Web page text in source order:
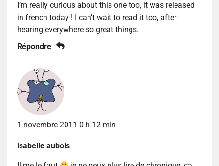
I’m really curious about this one too, it was released
in french today ! I can’t wait to read it too, after
hearing everywhere so great things.
Répondre
1 novembre 2011 0 h 12 min
isabelle aubois